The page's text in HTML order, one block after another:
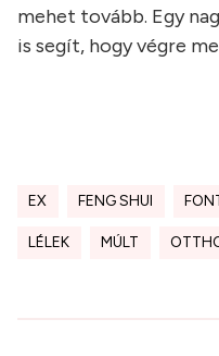
mehet tovább. Egy
is segít, hogy végre
EX FENG SHUI
LÉLEK MÚLT